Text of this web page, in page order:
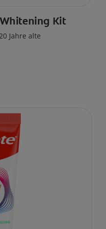
Kit
Jahre alte